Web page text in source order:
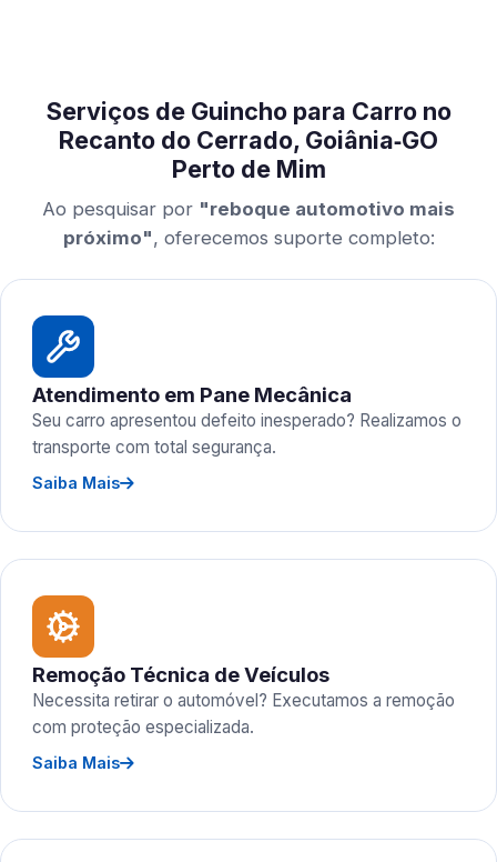
Serviços de Guincho para Carro no
Recanto do Cerrado, Goiânia‑GO
Perto de Mim
Ao pesquisar por "reboque automotivo mais
próximo", oferecemos suporte completo:
Atendimento em Pane Mecânica
Seu carro apresentou defeito inesperado? Realizamos o
transporte com total segurança.
Saiba Mais
Remoção Técnica de Veículos
Necessita retirar o automóvel? Executamos a remoção
com proteção especializada.
Saiba Mais